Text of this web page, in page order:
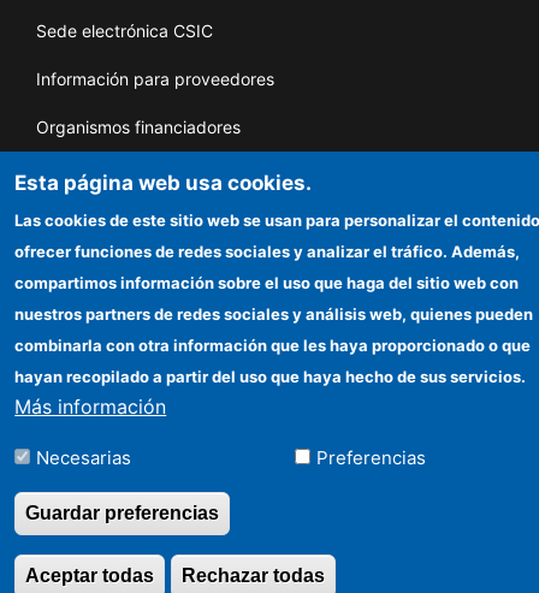
Sede electrónica CSIC
Información para proveedores
Organismos financiadores
Esta página web usa cookies.
Las cookies de este sitio web se usan para personalizar el
ofrecer funciones de redes sociales y analizar el tráfico. Además,
compartimos información sobre el uso que haga del sitio web con
nuestros partners de redes sociales y análisis web, quienes pueden
combinarla con otra información que les haya proporcionado o que
hayan recopilado a partir del uso que haya hecho de sus servicios.
Más información
Necesarias Preferencias
Guardar preferencias
Rechazar todas
Aceptar todas